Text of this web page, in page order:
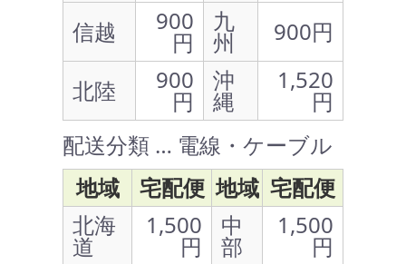
信越
900
円
九
州
900円
北陸
900
円
沖
縄
1,520
円
配送分類 … 電線・ケーブル
地域
宅配便 地域 宅配便
北海
道
1,500
円
中
部
1,500
円